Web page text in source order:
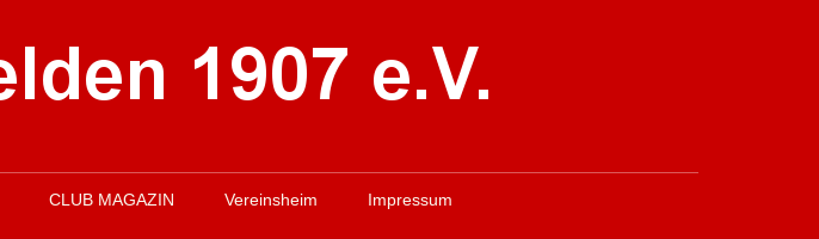
CLUB MAGAZIN Vereinsheim Impressum